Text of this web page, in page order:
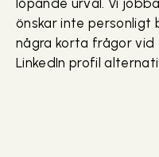
löpande urval. Vi
önskar inte personligt
några korta frågor vid
LinkedIn profil